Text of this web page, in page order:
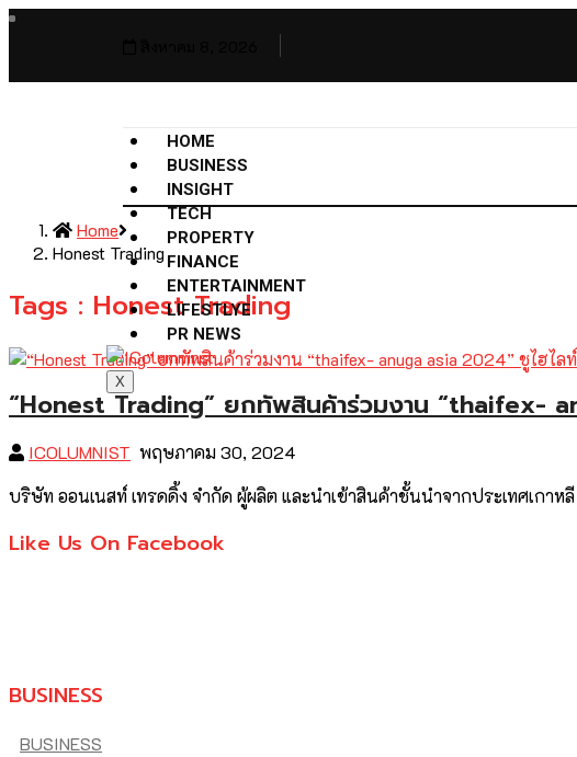
HOME
BUSINESS
INSIGHT
TECH
PROPERTY
FINANCE
ENTERTAINMENT
LIFESTLYE
PR NEWS
X
Home
Honest Trading
Tags : Honest Trading
“Honest Trading” ยกทัพสินค้าร่วมงาน “thaifex-
ICOLUMNIST พฤษภาคม 30, 2024
บริษัท ออนเนสท์ เทรดดิ้ง จำกัด ผู้ผลิต และนำเข้าสินค้าชั้นนำจากประเทศเกา
Like Us On Facebook
BUSINESS
BUSINESS